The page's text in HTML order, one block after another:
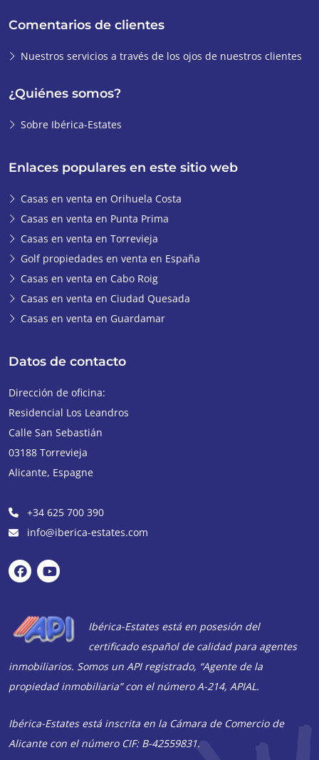
Enlaces populares en este sitio web
Casas en venta en Orihuela Costa
Casas en venta en Punta Prima
Casas en venta en Torrevieja
Golf propiedades en venta en España
Casas en venta en Cabo Roig
Casas en venta en Ciudad Quesada
Casas en venta en Guardamar
Comentarios de clientes
Nuestros servicios a través de los ojos de nuestros clientes
¿Quiénes somos?
Sobre Ibérica-Estates
Datos de contacto
Dirección de oficina:
Residencial Los Leandros
Calle San Sebastián
03188 Torrevieja
Alicante, Espagne
+34 625 700 390
info@iberica-estates.com
Ibérica-Estates está en posesión del
certificado español de calidad para agentes
inmobiliarios. Somos un API registrado, “Agente de la
propiedad inmobiliaria” con el número A-214, APIAL.
Ibérica-Estates está inscrita en la Cámara de Comercio de
Alicante con el número CIF: B-42559831.